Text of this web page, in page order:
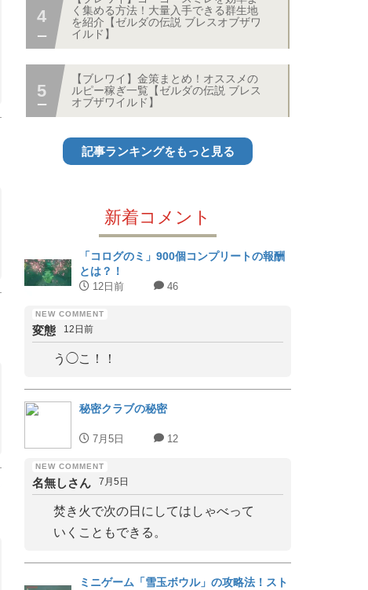
く集める方法！大量入手できる群生地
を紹介【ゼルダの伝説 ブレスオブザワ
イルド】
【ブレワイ】金策まとめ！オススメの
ルピー稼ぎ一覧【ゼルダの伝説 ブレス
オブザワイルド】
記事ランキングをもっと見る
新着コメント
「コログのミ」900個コンプリートの報酬
とは？！
12日前 46
変態 12日前
う◯こ！！
秘密クラブの秘密
7月5日 12
名無しさん 7月5日
焚き火で次の日にしてはしゃべって
いくこともできる。
ミニゲーム「雪玉ボウル」の攻略法！スト